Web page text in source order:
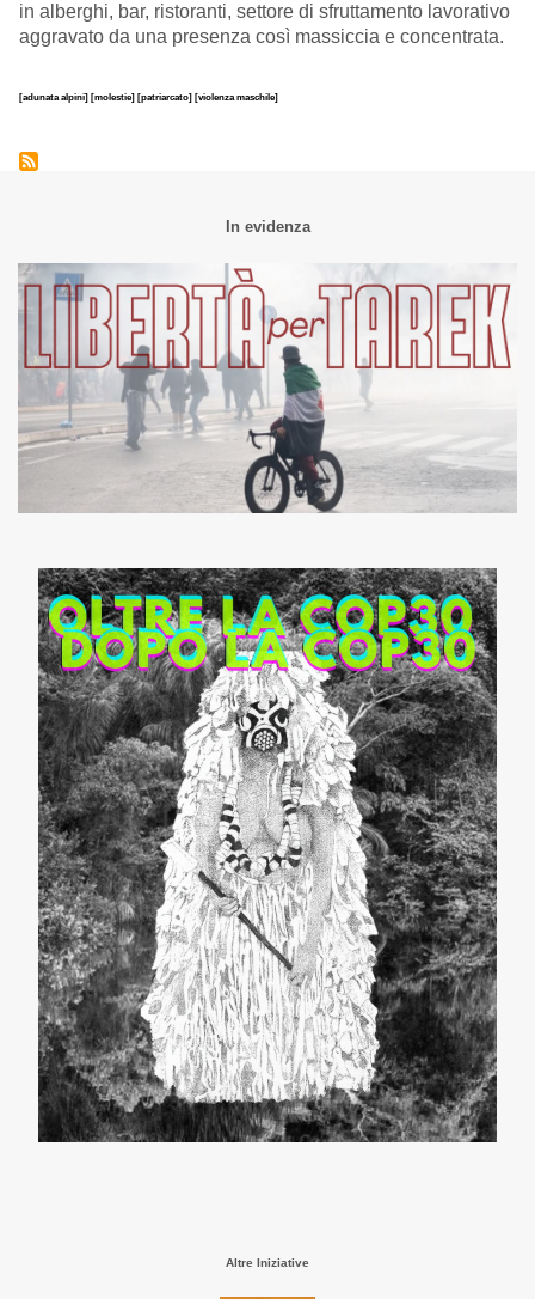
in alberghi, bar, ristoranti, settore di sfruttamento lavorativo
aggravato da una presenza così massiccia e concentrata.
[adunata alpini] [molestie] [patriarcato] [violenza maschile]
In evidenza
Altre Iniziative